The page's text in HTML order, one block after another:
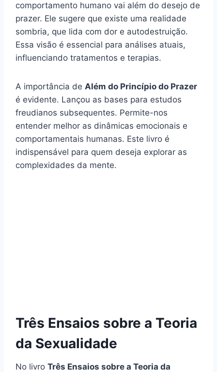
comportamento humano vai além do desejo de
prazer. Ele sugere que existe uma realidade
sombria, que lida com dor e autodestruição.
Essa visão é essencial para análises atuais,
influenciando tratamentos e terapias.
A importância de Além do Princípio do Prazer
é evidente. Lançou as bases para estudos
freudianos subsequentes. Permite-nos
entender melhor as dinâmicas emocionais e
comportamentais humanas. Este livro é
indispensável para quem deseja explorar as
complexidades da mente.
Três Ensaios sobre a Teoria
da Sexualidade
No livro Três Ensaios sobre a Teoria da